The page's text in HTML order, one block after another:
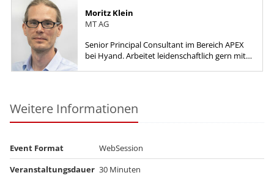
Moritz Klein
MT AG
Senior Principal Consultant im Bereich APEX
bei Hyand. Arbeitet leidenschaftlich gern mit
Weitere Informationen
Event Format
WebSession
Veranstaltungsdauer 30 Minuten